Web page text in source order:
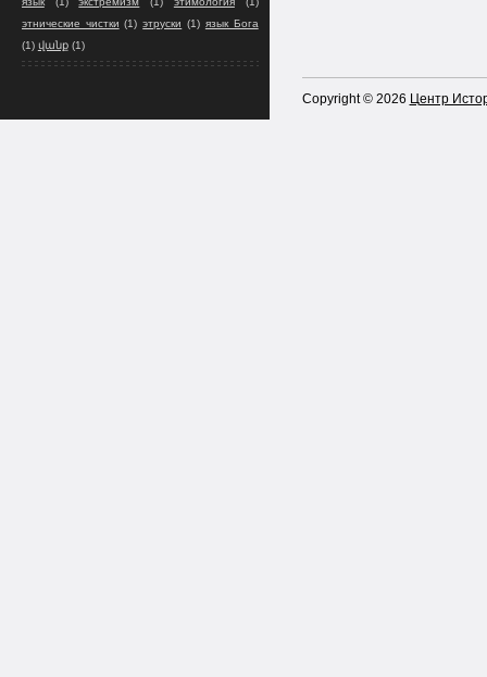
этнические чистки (1) этруски (1) язык Бога
(1) վանք (1)
Copyright © 2026 Центр